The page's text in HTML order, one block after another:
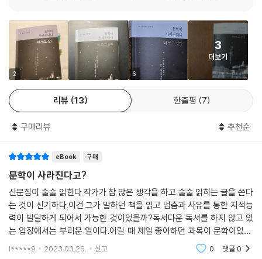
사이다. 그리고 앞으로 읽을 책들이 나의 남은 역사를 만들 것이다. 멋진 서
재에 앉아 새로운 역사를 이뤘으면 좋겠지만, 그렇지 않아도 상관없다. 역
사는 작은 곳, 척박한 곳으로부터 멋지게 피어오르는 경우도 많지 않은가?
--- p.120 「서재도 없는 명사의 서재」 중에서
가끔 발코니에 앉아 고양이를 생각한다. 딸은 아직도 이웃 할머니와 고양
이에 대한 이야기를 나눈다. 걷다가 밖에서 고양이를 마주치면, 잠시 서서
가깝지도 멀지도 않은 존재의 떠남을 생각한다. 마음을 열지 말지 결정하
뒤, 내가 할 수 있는 건 무엇인지에 대해 생각한다. 떠난 ‘우리’ 고양이에 대
해 생각한다.
--- p.139 「이제는 떠난 고양이」 중에서
우리가 공동체 오로빌에서 배워야 할 것은 어쩌면, 다름 아닌 믿음일지도
모르겠다. 여기가 이상향이라는 믿는, 여기가 낙원이 될 수 있다고 믿는 그
정신!
낙원을 찾아가기보다는 여기를 멋지게 만들어보고 싶다. 육식을 해도, 선
사유는 종종 산책과 비유되곤 한다. 목적지 없이 이리저리 부유하지만 ‘귀
가’로서 마침내 끝나는 산책처럼, 사유 역시 여러 갈래로 종잡을 수 없이 뻗
어 나가지만 특정한 ‘결론’으로 귀결되기 때문이다. 산책길에 나선 사람들
의 집이 제각각 다른 것처럼, 사유의 결론 또한 다를 수밖에 없다.
이렇듯 목소리는 사람마다 다를 수밖에 없고, 이 차이를 이해하고자 하는
의지야말로 수필이 끊임없이 쓰이고 읽히는 이유 중 하나이리라. 강병융의
우직한 수필은 이러한 독자의 속셈을 배반하지 않는다. 사색의 시작은 다
겠다는 듯 발걸음으로부터 뚝심 있게 시작된다. 그리고 뚜벅뚜벅 펼쳐진
어쩌면 루소로부터 최초로 발명되었을 이 ‘고독하고 몽상적인 산책’은 언
제나 의외의 공간으로 산책자를 이끈다. 저자 또한 예외가 아니다. 류블랴
나 근처의 공동묘지를 거닐며 공동묘지 산책을 예찬하게 되고, 한국영화를
보러 이탈리아 국경 부근의 우디네로 향하는 여정에서 색다른 공간이 선물
하는 깨달음을 얻는다. 발걸음을 옮기는 일상에서 자연스럽게 피어나는 사
유의 다발이 이 산문집에 한 아름 묶여 있다. 자신의 일상을 사랑하게 되는
2 6
3
더보기
리뷰 13 한줄평 7
구매리뷰 추천순
eBook 구매
문학이 사라진다고?
산문집이 술술 읽힌다.작가가 참 많은 생각을 하고 술술 읽히는 글을 쓴다
는 것이 신기하다.이건 그가 말하던 책을 읽고 멈춤과 사유를 통한 지적능
력이 발달하게 되어서 가능한 것이었을까?독서다운 독서를 하지 않고 있
는 입장에서는 부러운 일이다.어릴 때 제일 좋아하던 과목이 문학이었다.
세상에는 어쩜 이렇게 다양하고 재미있는 이야기들이 있는지.그 이야기들
i*****9 2023.03.26. 신고 0 댓글0